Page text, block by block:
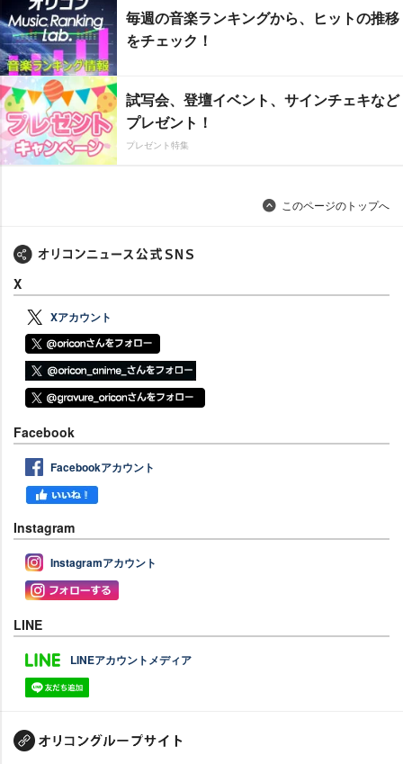
毎週の音楽ランキングから、ヒットの推移
をチェック！
試写会、登壇イベント、サインチェキなど
プレゼント！
プレゼント特集
このページのトップへ
X
Xアカウント
Facebook
Facebookアカウント
Instagram
Instagramアカウント
LINE
LINEアカウントメディア